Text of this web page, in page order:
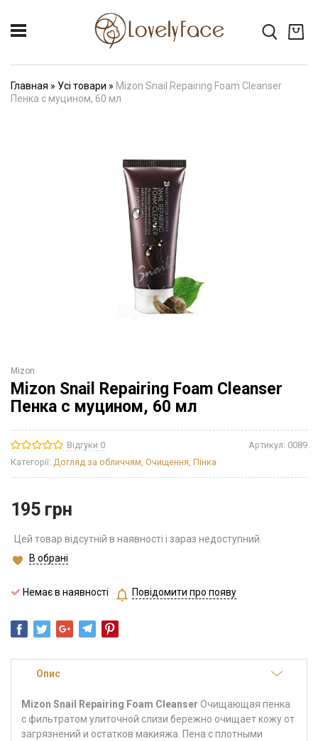
Главная » Усі товари » Mizon Snail Repairing Foam Cleanser
Пенка с муцином, 60 мл
Mizon
Mizon Snail Repairing Foam Cleanser
Пенка с муцином, 60 мл
Відгуки 0 Артикул: 0089
Категорії: Догляд за обличчям, Очищення, Пінка
195 грн
Цей товар відсутній в наявності і зараз недоступний.
В обрані
Немає в наявності Повідомити про появу
Опис
Mizon Snail Repairing Foam Cleanser Очищающая пенка
с фильтратом улиточной слизи бережно очищает кожу от
загрязнений и остатков макияжа. Пена с плотными